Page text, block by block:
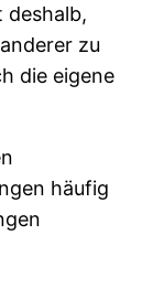
deshalb,
zu
die eigene
häufig